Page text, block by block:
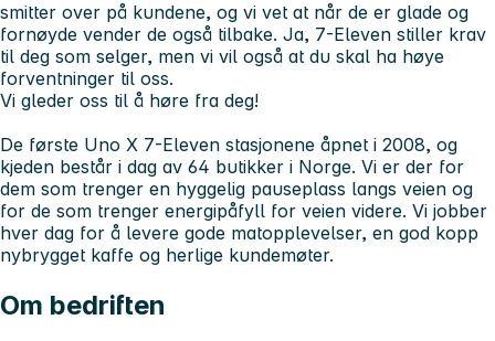
smitter over på kundene, og vi vet at når de er glade og
fornøyde vender de også tilbake. Ja, 7-Eleven stiller krav
til deg som selger, men vi vil også at du skal ha høye
forventninger til oss.
Vi gleder oss til å høre fra deg!
De første Uno X 7-Eleven stasjonene åpnet i 2008, og
kjeden består i dag av 64 butikker i Norge. Vi er der for
dem som trenger en hyggelig pauseplass langs veien og
for de som trenger energipåfyll for veien videre. Vi jobber
hver dag for å levere gode matopplevelser, en god kopp
nybrygget kaffe og herlige kundemøter.
Om bedriften